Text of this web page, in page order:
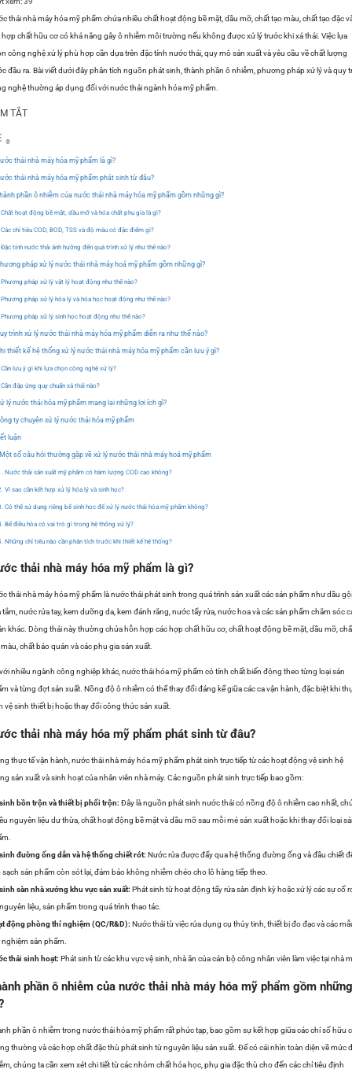
thải nhà máy hóa mỹ phẩm chứa nhiều chất hoạt động bề mặt, dầu mỡ, chất tạo màu, chất tạo đặc
hợp chất hữu cơ có khả năng gây ô nhiễm môi trường nếu không được xử lý trước khi xả thải. Việc lựa
công nghệ xử lý phù hợp cần dựa trên đặc tính nước thải, quy mô sản xuất và yêu cầu về chất lượng
đầu ra. Bài viết dưới đây phân tích nguồn phát sinh, thành phần ô nhiễm, phương pháp xử lý và quy
nghệ thường áp dụng đối với nước thải ngành hóa mỹ phẩm.
TẮT
thải nhà máy hóa mỹ phẩm là gì?
thải nhà máy hóa mỹ phẩm phát sinh từ đâu?
phần ô nhiễm của nước thải nhà máy hóa mỹ phẩm gồm những gì?
Chất hoạt động bề mặt, dầu mỡ và hóa chất phụ gia là gì?
Các chỉ tiêu COD, BOD, TSS và độ màu có đặc điểm gì?
Đặc tính nước thải ảnh hưởng đến quá trình xử lý như thế nào?
pháp xử lý nước thải nhà máy hoá mỹ phẩm gồm những gì?
Phương pháp xử lý vật lý hoạt động như thế nào?
Phương pháp xử lý hóa lý và hóa học hoạt động như thế nào?
Phương pháp xử lý sinh học hoạt động như thế nào?
trình xử lý nước thải nhà máy hóa mỹ phẩm diễn ra như thế nào?
thiết kế hệ thống xử lý nước thải nhà máy hóa mỹ phẩm cần lưu ý gì?
Cần lưu ý gì khi lựa chọn công nghệ xử lý?
Cần đáp ứng quy chuẩn xả thải nào?
lý nước thải hóa mỹ phẩm mang lại những lợi ích gì?
ty chuyên xử lý nước thải hóa mỹ phẩm
luận
số câu hỏi thường gặp về xử lý nước thải nhà máy hoá mỹ phẩm
Nước thải sản xuất mỹ phẩm có hàm lượng COD cao không?
Vì sao cần kết hợp xử lý hóa lý và sinh học?
Có thể sử dụng riêng bể sinh học để xử lý nước thải hóa mỹ phẩm không?
Bể điều hòa có vai trò gì trong hệ thống xử lý?
Những chỉ tiêu nào cần phân tích trước khi thiết kế hệ thống?
thải nhà máy hóa mỹ phẩm là gì?
thải nhà máy hóa mỹ phẩm là nước thải phát sinh trong quá trình sản xuất các sản phẩm như dầu
tắm, nước rửa tay, kem dưỡng da, kem đánh răng, nước tẩy rửa, nước hoa và các sản phẩm chăm sóc
khác. Dòng thải này thường chứa hỗn hợp các hợp chất hữu cơ, chất hoạt động bề mặt, dầu mỡ,
chất bảo quản và các phụ gia sản xuất.
nhiều ngành công nghiệp khác, nước thải hóa mỹ phẩm có tính chất biến động theo từng loại sản
và từng đợt sản xuất. Nồng độ ô nhiễm có thể thay đổi đáng kể giữa các ca vận hành, đặc biệt khi
vệ sinh thiết bị hoặc thay đổi công thức sản xuất.
thải nhà máy hóa mỹ phẩm phát sinh từ đâu?
thực tế vận hành, nước thải nhà máy hóa mỹ phẩm phát sinh trực tiếp từ các hoạt động vệ sinh hệ
sản xuất và sinh hoạt của nhân viên nhà máy. Các nguồn phát sinh trực tiếp bao gồm:
bồn trộn và thiết bị phối trộn: Đây là nguồn phát sinh nước thải có nồng độ ô nhiễm cao nhất,
nguyên liệu dư thừa, chất hoạt động bề mặt và dầu mỡ sau mỗi mẻ sản xuất hoặc khi thay đổi loại
đường ống dẫn và hệ thống chiết rót: Nước rửa được đẩy qua hệ thống đường ống và đầu chiết
sạch sản phẩm còn sót lại, đảm bảo không nhiễm chéo cho lô hàng tiếp theo.
sàn nhà xưởng khu vực sản xuất: Phát sinh từ hoạt động tẩy rửa sàn định kỳ hoặc xử lý các sự cố
liệu, sản phẩm trong quá trình thao tác.
động phòng thí nghiệm (QC/R&D): Nước thải từ việc rửa dụng cụ thủy tinh, thiết bị đo đạc và các
nghiệm sản phẩm.
thải sinh hoạt: Phát sinh từ các khu vực vệ sinh, nhà ăn của cán bộ công nhân viên làm việc tại nhà
phần ô nhiễm của nước thải nhà máy hóa mỹ phẩm gồm những
phần ô nhiễm trong nước thải hóa mỹ phẩm rất phức tạp, bao gồm sự kết hợp giữa các chỉ số hữu
thường và các hợp chất đặc thù phát sinh từ nguyên liệu sản xuất. Để có cái nhìn toàn diện về mức
chúng ta cần xem xét chi tiết từ các nhóm chất hóa học, phụ gia đặc thù cho đến các chỉ tiêu định